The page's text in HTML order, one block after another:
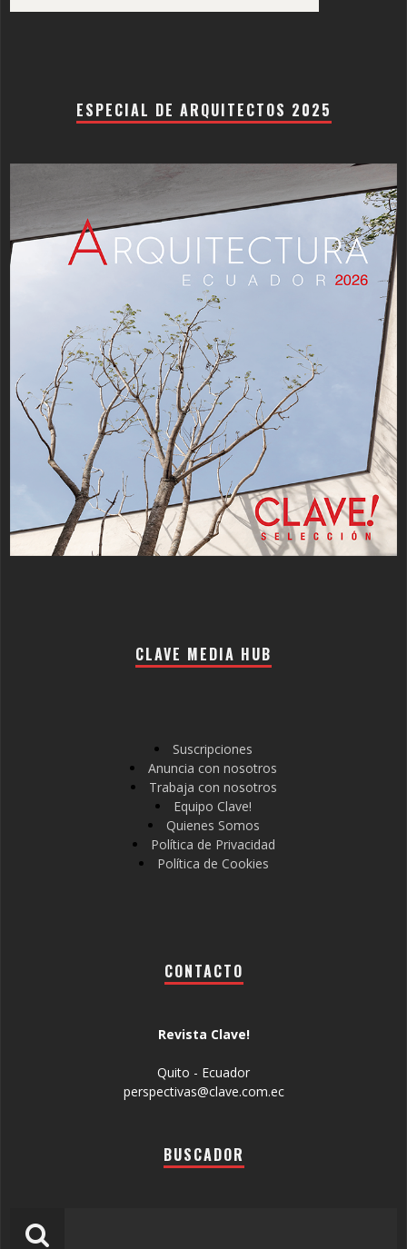
ESPECIAL DE ARQUITECTOS 2025
CLAVE MEDIA HUB
Suscripciones
Anuncia con nosotros
Trabaja con nosotros
Equipo Clave!
Quienes Somos
Política de Privacidad
Política de Cookies
CONTACTO
Revista Clave!
Quito - Ecuador
perspectivas@clave.com.ec
BUSCADOR